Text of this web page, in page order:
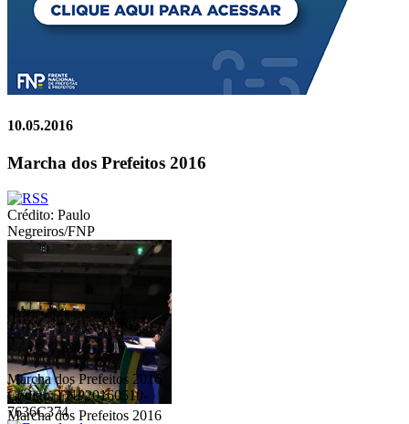
10.05.2016
Marcha dos Prefeitos 2016
Crédito: Paulo
Negreiros/FNP
Marcha dos Prefeitos 2016
Marcha dos Prefeitos 2016
Código: FNP20160510-
7636C374